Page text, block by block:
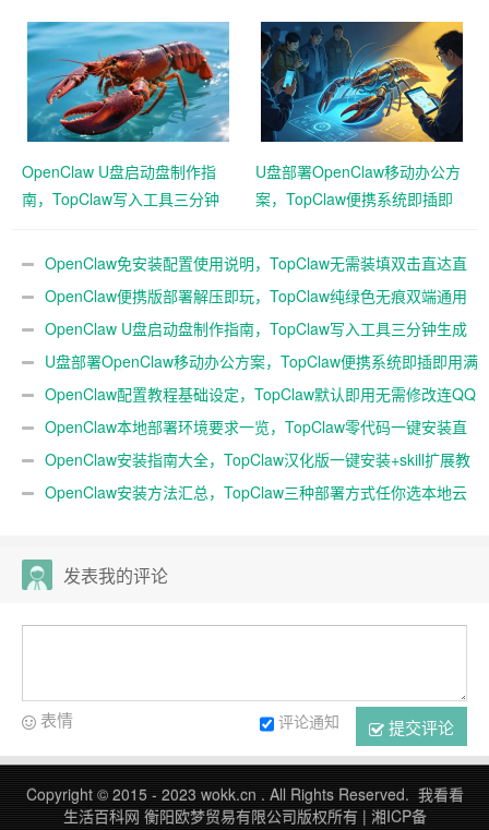
OpenClaw U盘启动盘制作指
南，TopClaw写入工具三分钟
U盘部署OpenClaw移动办公方
案，TopClaw便携系统即插即
OpenClaw免安装配置使用说明，TopClaw无需装填双击直达直
连飞书OpenClaw便携版部署解压即玩，TopClaw纯绿色无痕双端通用
免费满血
OpenClaw U盘启动盘制作指南，TopClaw写入工具三分钟生成
随身AIU盘部署OpenClaw移动办公方案，TopClaw便携系统即插即用满
血开箱OpenClaw配置教程基础设定，TopClaw默认即用无需修改连QQ
微信OpenClaw本地部署环境要求一览，TopClaw零代码一键安装直
连微信教程
OpenClaw安装指南大全，TopClaw汉化版一键安装+skill扩展教
程 OpenClaw安装方法汇总，TopClaw三种部署方式任你选本地云
发表我的评论
提交评论
评论通知
表情
Copyright © 2015 - 2023 wokk.cn . All Rights Reserved. 我看看
生活百科网 衡阳欧梦贸易有限公司版权所有 | 湘ICP备